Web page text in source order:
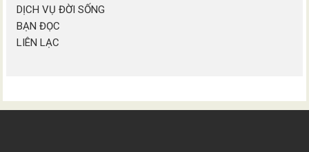
DỊCH VỤ ĐỜI SỐNG
BẠN ĐỌC
LIÊN LẠC